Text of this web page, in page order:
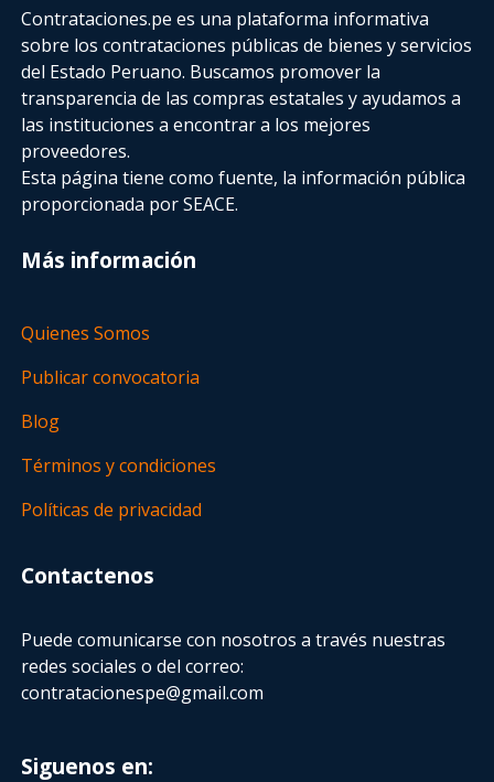
Contrataciones.pe es una plataforma informativa
sobre los contrataciones públicas de bienes y servicios
del Estado Peruano. Buscamos promover la
transparencia de las compras estatalesy ayudamos a
las instituciones a encontrar a los mejores
proveedores.
Esta página tiene como fuente, la información pública
proporcionada por SEACE.
Más información
Quienes Somos
Publicar convocatoria
Blog
Términos y condiciones
Políticas de privacidad
Contactenos
Puede comunicarse con nosotros a través nuestras
redes sociales o del correo:
contratacionespe@gmail.com
Siguenos en: